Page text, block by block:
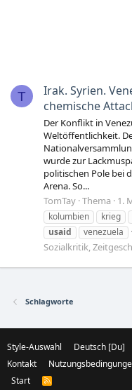
T
Irak. Syrien.
chemische
Der Konflikt in
Weltöffentlichkeit.
wurde zur
politischen Pole bei
Arena. So...
TomTay Thema 1.
kolumbien
krieg
usaid
venezuela
Sozialkritik,
Schlagworte
Style-Auswahl
Deutsch [Du]
Kontakt
Start
R